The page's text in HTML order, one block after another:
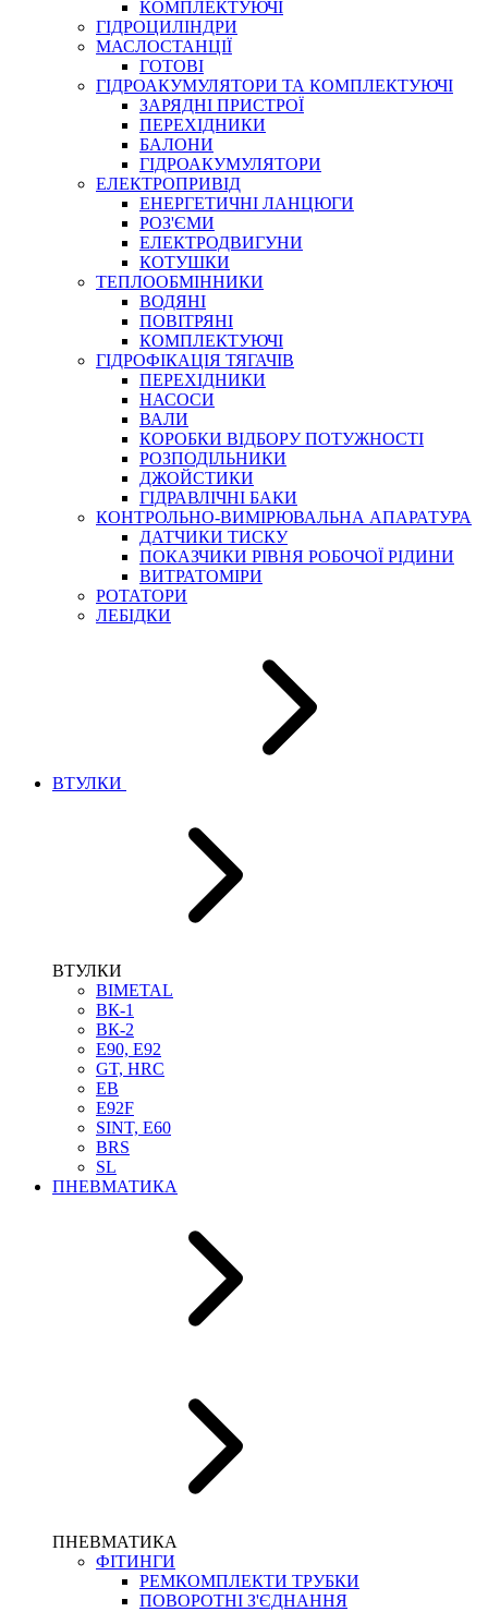
СПЕЦІАЛЬНІ
ГЕРМЕТИКИ
КЛЕЇ, ЦЕМЕНТИ, ЕПОКСИДКИ
РЕМОНТ ГІДРОЦИЛІНДРІВ
БОРЕКС, ЕО
КОМПЛЕКТУЮЧІ
ГІДРОЦИЛІНДРИ
МАСЛОСТАНЦІЇ
ГОТОВІ
ГІДРОАКУМУЛЯТОРИ ТА КОМПЛЕКТУЮЧІ
ЗАРЯДНІ ПРИСТРОЇ
ПЕРЕХІДНИКИ
БАЛОНИ
ГІДРОАКУМУЛЯТОРИ
ЕЛЕКТРОПРИВІД
ЕНЕРГЕТИЧНІ ЛАНЦЮГИ
РОЗ'ЄМИ
ЕЛЕКТРОДВИГУНИ
КОТУШКИ
ТЕПЛООБМІННИКИ
ВОДЯНІ
ПОВІТРЯНІ
КОМПЛЕКТУЮЧІ
ГІДРОФІКАЦІЯ ТЯГАЧІВ
ПЕРЕХІДНИКИ
НАСОСИ
ВАЛИ
КОРОБКИ ВІДБОРУ ПОТУЖНОСТІ
РОЗПОДІЛЬНИКИ
ДЖОЙСТИКИ
ГІДРАВЛІЧНІ БАКИ
КОНТРОЛЬНО-ВИМІРЮВАЛЬНА АПАРАТУРА
ДАТЧИКИ ТИСКУ
ПОКАЗЧИКИ РІВНЯ РОБОЧОЇ РІДИНИ
ВИТРАТОМІРИ
РОТАТОРИ
ЛЕБІДКИ
ВТУЛКИ
ВТУЛКИ
BIMETAL
ВК-1
ВК-2
Е90, E92
GT, HRC
EB
Е92F
SINT, E60
BRS
SL
ПНЕВМАТИКА
ПНЕВМАТИКА
ФІТИНГИ
РЕМКОМПЛЕКТИ ТРУБКИ
ПОВОРОТНІ З'ЄДНАННЯ